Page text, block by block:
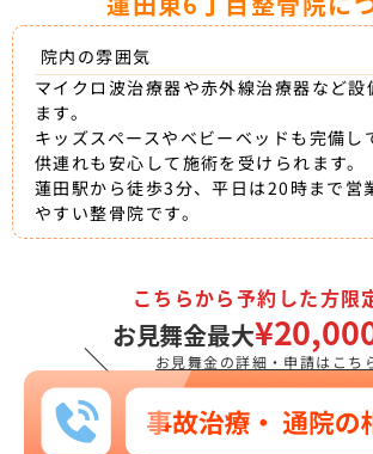
院内の雰囲気
マイクロ波治療器や赤外線治療器など設
ます。
キッズスペースやベビーベッドも完備し
供連れも安心して施術を受けられます。
蓮田駅から徒歩3分、平日は20時まで営
やすい整骨院です。
＼
こちらから予約した方限
お見舞金最大
お見舞金の詳細・申請はこち